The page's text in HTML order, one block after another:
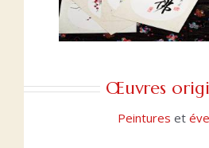
Œuvres
Peintures et